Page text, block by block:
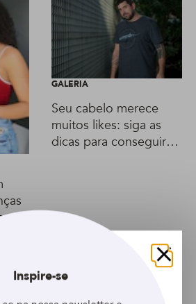
a
GALERIA
Seu cabelo merece
muitos likes: siga as
dicas para conseguir
Fechar
Inspire-se